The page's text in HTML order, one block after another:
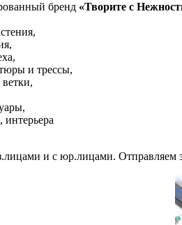
бренд «Творите с
и трессы,
и с юр.лицами. Отправляем